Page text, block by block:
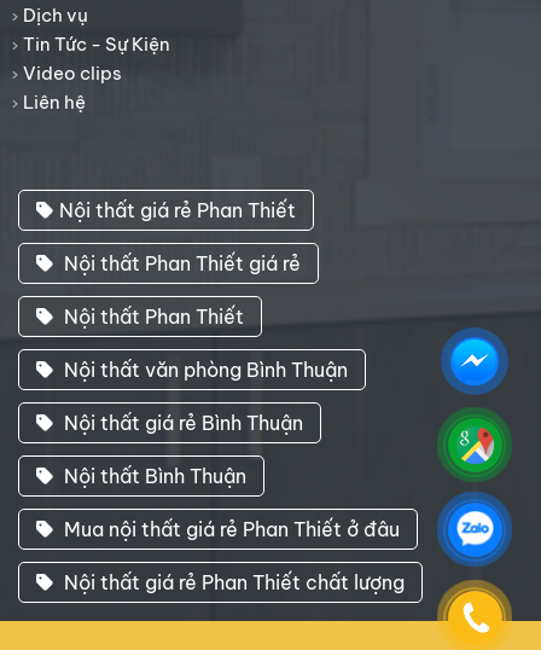
Dịch vụ
Tin Tức - Sự Kiện
Video clips
Liên hệ
Nội thất giá rẻ Phan Thiết
Nội thất Phan Thiết giá rẻ
Nội thất Phan Thiết
Nội thất văn phòng Bình Thuận
Nội thất giá rẻ Bình Thuận
Nội thất Bình Thuận
Mua nội thất giá rẻ Phan Thiết ở đâu
Nội thất giá rẻ Phan Thiết chất lượng